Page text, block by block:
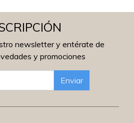
newsletter y entérate de
y promociones
Enviar